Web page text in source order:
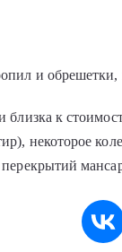
и
к
некоторое